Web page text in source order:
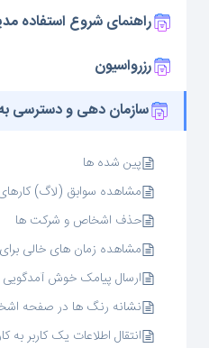
راهنمای شروع استفاده
رزرواسیون
سازمان دهی و دسترسی
پین شده ها
مشاهده سوابق (لاگ)
حذف اشخاص و شرکت ها
مشاهده زمان های خالی
ارسال پیامک خوش آمدگویی
نشانه رنگ ها در صفحه
انتقال اطلاعات یک کاربر به